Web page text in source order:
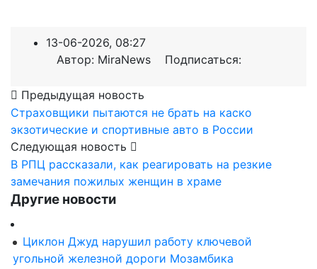
13-06-2026, 08:27
Автор: MiraNews Подписаться:
Предыдущая новость
Страховщики пытаются не брать на каско
экзотические и спортивные авто в России
Следующая новость
В РПЦ рассказали, как реагировать на резкие
замечания пожилых женщин в храме
Другие новости
Циклон Джуд нарушил работу ключевой
угольной железной дороги Мозамбика